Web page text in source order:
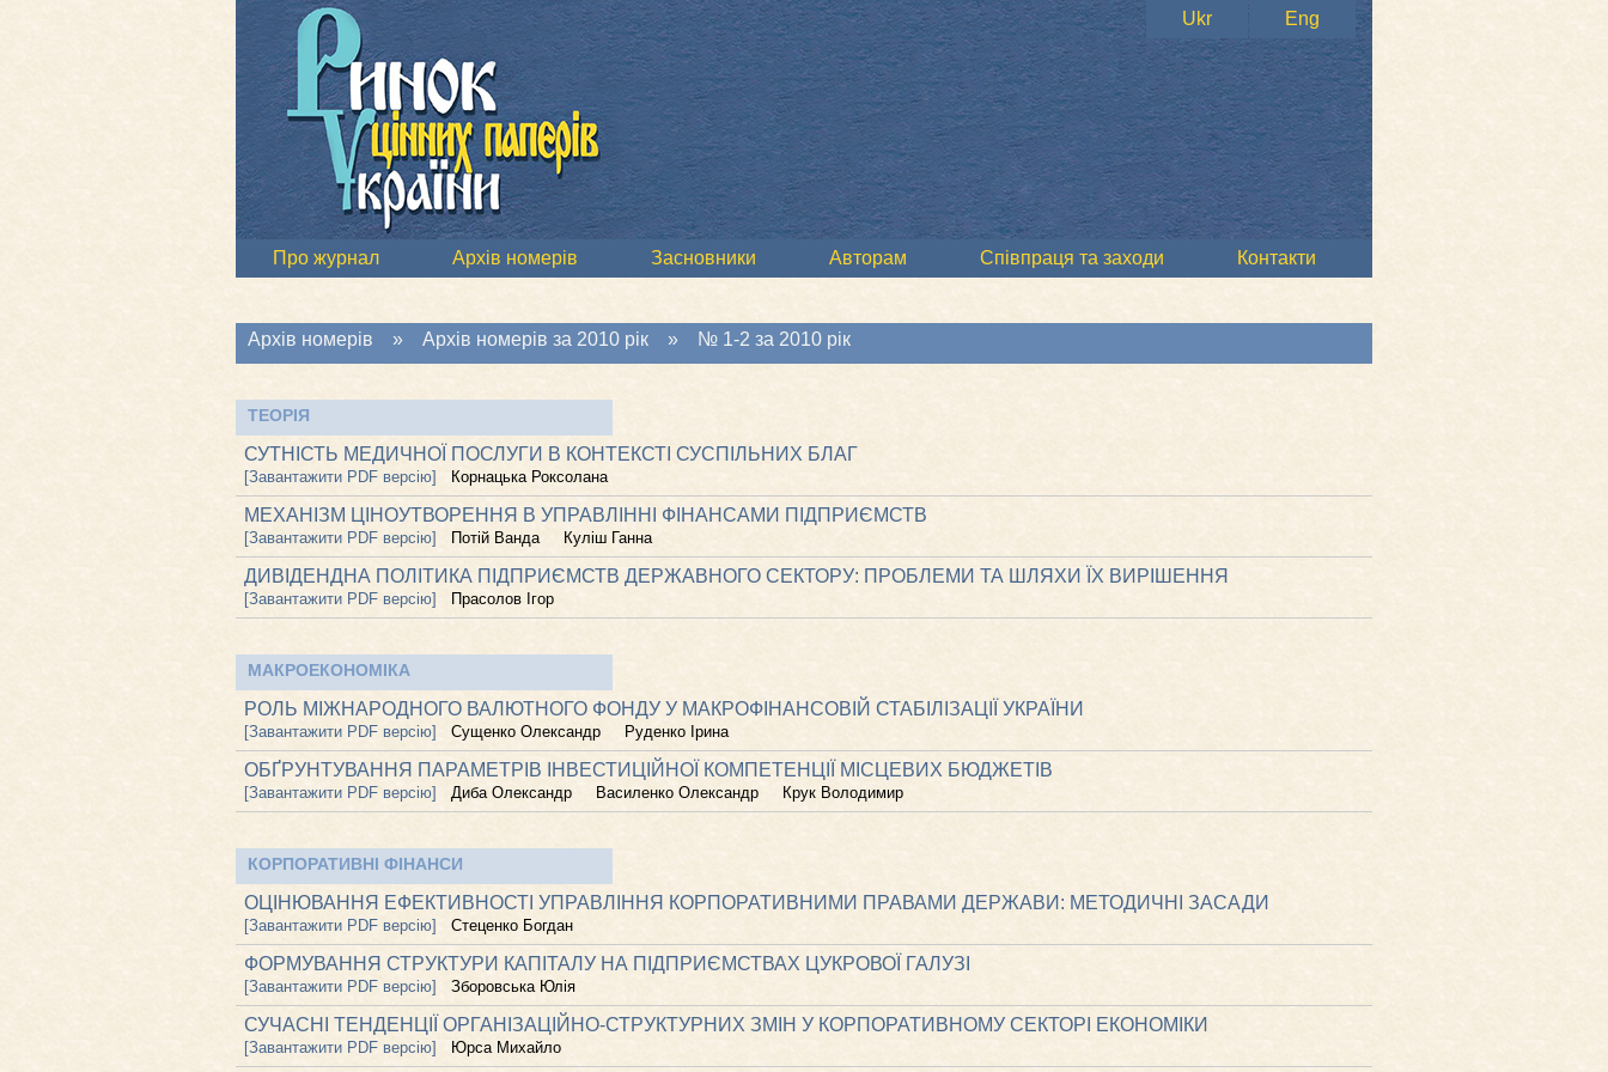
Ukr Eng
Про журнал Архів номерів Засновники Авторам Співпраця та заходи Контакти
Архів номерів » Архів номерів за 2010 рік » № 1-2 за 2010 рік
ТЕОРІЯ
СУТНІСТЬ МЕДИЧНОЇ ПОСЛУГИ В КОНТЕКСТІ СУСПІЛЬНИХ БЛАГ
[Завантажити PDF версію] Корнацька Роксолана
МЕХАНІЗМ ЦІНОУТВОРЕННЯ В УПРАВЛІННІ ФІНАНСАМИ ПІДПРИЄМСТВ
[Завантажити PDF версію] Потій Ванда Куліш Ганна
ДИВІДЕНДНА ПОЛІТИКА ПІДПРИЄМСТВ ДЕРЖАВНОГО СЕКТОРУ: ПРОБЛЕМИ ТА ШЛЯХИ ЇХ ВИРІШЕННЯ
[Завантажити PDF версію] Прасолов Ігор
МАКРОЕКОНОМІКА
РОЛЬ МІЖНАРОДНОГО ВАЛЮТНОГО ФОНДУ У МАКРОФІНАНСОВІЙ СТАБІЛІЗАЦІЇ УКРАЇНИ
[Завантажити PDF версію] Сущенко Олександр Руденко Ірина
ОБҐРУНТУВАННЯ ПАРАМЕТРІВ ІНВЕСТИЦІЙНОЇ КОМПЕТЕНЦІЇ МІСЦЕВИХ БЮДЖЕТІВ
[Завантажити PDF версію] Диба Олександр Василенко Олександр Крук Володимир
КОРПОРАТИВНІ ФІНАНСИ
ОЦІНЮВАННЯ ЕФЕКТИВНОСТІ УПРАВЛІННЯ КОРПОРАТИВНИМИ ПРАВАМИ ДЕРЖАВИ: МЕТОДИЧНІ ЗАСАДИ
[Завантажити PDF версію] Стеценко Богдан
ФОРМУВАННЯ СТРУКТУРИ КАПІТАЛУ НА ПІДПРИЄМСТВАХ ЦУКРОВОЇ ГАЛУЗІ
[Завантажити PDF версію] Зборовська Юлія
СУЧАСНІ ТЕНДЕНЦІЇ ОРГАНІЗАЦІЙНО-СТРУКТУРНИХ ЗМІН У КОРПОРАТИВНОМУ СЕКТОРІ ЕКОНОМІКИ
[Завантажити PDF версію] Юрса Михайло